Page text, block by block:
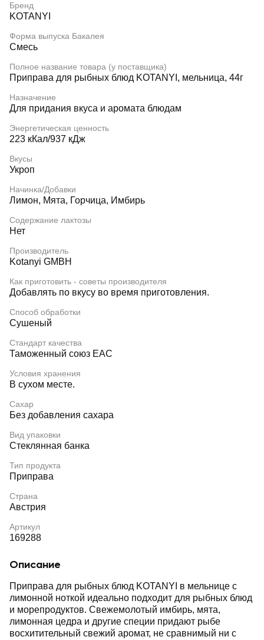
Бренд
KOTANYI
Форма выпуска Бакалея
Смесь
Полное название товара (у поставщика)
Приправа для рыбных блюд KOTANYI, мельница, 44г
Назначение
Для придания вкуса и аромата блюдам
Энергетическая ценность
223 кКал/937 кДж
Вкусы
Укроп
Начинка/Добавки
Лимон, Мята, Горчица, Имбирь
Содержание лактозы
Нет
Производитель
Kotanyi GMBH
Как приготовить - советы производителя
Добавлять по вкусу во время приготовления.
Способ обработки
Сушеный
Стандарт качества
Таможенный союз EAC
Условия хранения
В сухом месте.
Сахар
Без добавления сахара
Вид упаковки
Стеклянная банка
Тип продукта
Приправа
Страна
Австрия
Артикул
169288
Описание
Приправа для рыбных блюд KOTANYI в мельнице c
лимонной ноткой идеально подходит для рыбных блюд
и морепродуктов. Свежемолотый имбирь, мята,
лимонная цедра и другие специи придают рыбе
восхитительный свежий аромат, не сравнимый ни с